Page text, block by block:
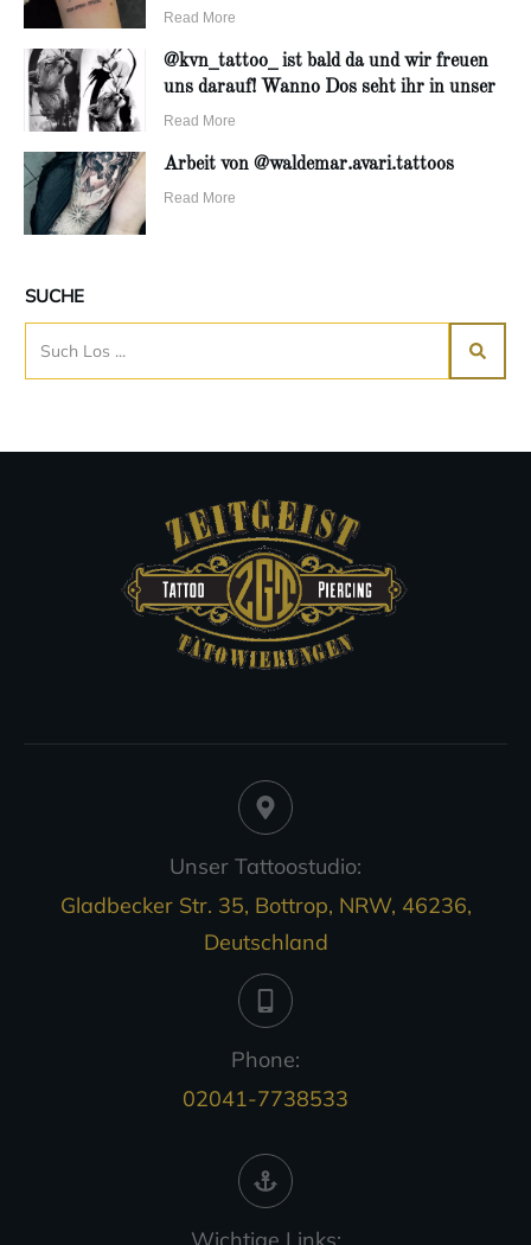
Read More
@kvn_tattoo_ ist bald da und wir freuen
uns darauf! Wanno Dos seht ihr in unser
Read More
Arbeit von @waldemar.avari.tattoos
Read More
SUCHE
Unser Tattoostudio:
Gladbecker Str. 35, Bottrop, NRW, 46236,
Deutschland
Phone:
02041-7738533
Wichtige Links: